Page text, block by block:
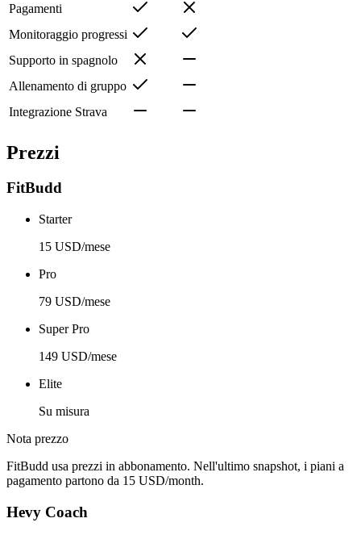
Pagamenti
Monitoraggio progressi
Supporto in spagnolo
Allenamento di gruppo
Integrazione Strava
Prezzi
FitBudd
Starter
15 USD/mese
Pro
79 USD/mese
Super Pro
149 USD/mese
Elite
Su misura
Nota prezzo
FitBudd usa prezzi in abbonamento. Nell'ultimo snapshot, i piani a
pagamento partono da 15 USD/month.
Hevy Coach